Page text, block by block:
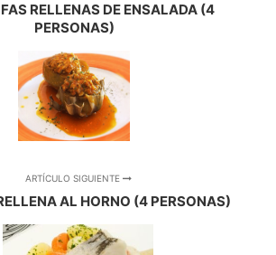
RELLENAS DE ENSALADA (4
PERSONAS)
ARTÍCULO SIGUIENTE
AL HORNO (4 PERSONAS)